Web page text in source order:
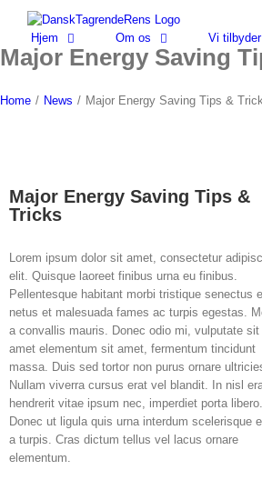
contentHjem Om os Vi tilbyder
Major Energy Saving
Home / News / Major Energy Saving Tips &
Major Energy Saving Tips &
Tricks
Lorem ipsum dolor sit amet, consectetur
elit. Quisque laoreet finibus urna eu finibus.
Pellentesque habitant morbi tristique senectus
netus et malesuada fames ac turpis egestas.
a convallis mauris. Donec odio mi, vulputate sit
amet elementum sit amet, fermentum tincidunt
massa. Duis sed tortor non purus ornare
Nullam viverra cursus erat vel blandit. In nisl
hendrerit vitae ipsum nec, imperdiet porta libero.
Donec ut ligula quis urna interdum scelerisque
a turpis. Cras dictum tellus vel lacus ornare
elementum.